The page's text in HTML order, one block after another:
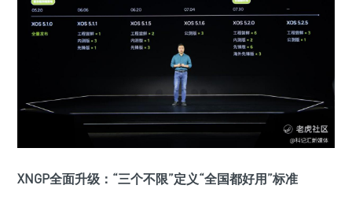
XNGP全面升级：“三个不限”定义“全国都好用”标准